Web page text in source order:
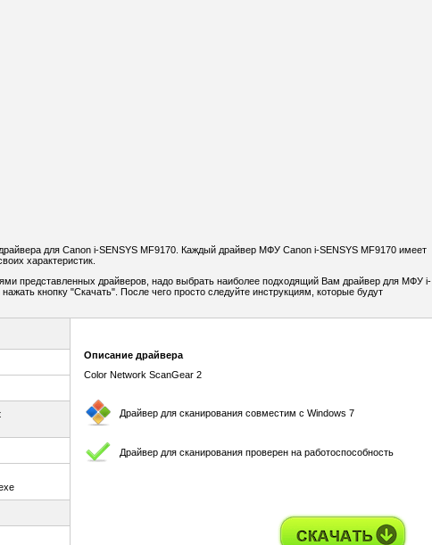
для Canon i-SENSYS MF9170. Каждый драйвер МФУ Canon i-SENSYS MF9170 имеет
характеристик.
представленных драйверов, надо выбрать наиболее подходящий Вам драйвер для МФУ i-
кнопку "Скачать". После чего просто следуйте инструкциям, которые будут
Описание драйвера
Color Network ScanGear 2
Драйвер для сканирования совместим с Windows 7
Драйвер для сканирования проверен на работоспособность